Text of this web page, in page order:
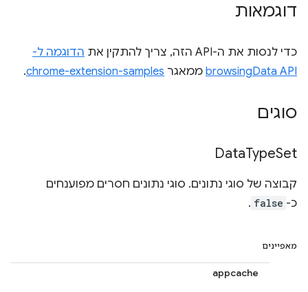
דוגמאות
כדי לנסות את ה-API הזה, צריך להתקין את
הדוגמה ל-
browsingData API ממאגר chrome-extension-samples
.
סוגים
DataTypeSet
קבוצה של סוגי נתונים. סוגי נתונים חסרים מפוענחים
כ- false
.
מאפיינים
appcache